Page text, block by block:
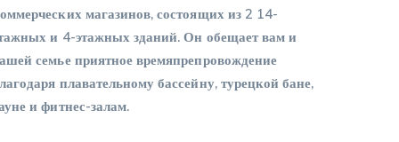
магазинов, состоящих из 2 14-
и 4-этажных зданий. Он обещает вам и
семье приятное времяпрепровождение
плавательному бассейну, турецкой бане,
и фитнес-залам.